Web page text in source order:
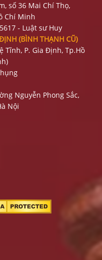
số 36 Mai Chí Thọ,
Chí Minh
- Luật sư Huy
(BÌNH THẠNH CŨ)
Tĩnh, P. Gia Định, Tp.Hồ
Nguyễn Phong Sắc,
Nội